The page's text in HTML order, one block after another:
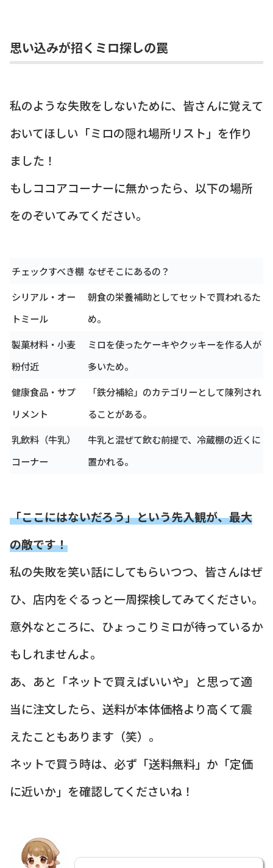
思い込みが招くミロ探しの罠
私のような失敗をしないために、皆さんに覚えて
おいてほしい「ミロの隠れ場所リスト」を作り
ました！
もしココアコーナーに無かったら、以下の場所
をのぞいてみてください。
チェックすべき棚 なぜそこにあるの？
シリアル・オー
トミール
朝食の栄養補助としてセットで買われるた
め。
製菓材料・小麦
粉付近
ミロを使ったケーキやクッキーを作る人が
多いため。
健康食品・サプ
リメント
「鉄分補給」のカテゴリーとして陳列され
ることがある。
乳飲料（牛乳）
コーナー
牛乳と混ぜて飲む前提で、冷蔵棚の近くに
置かれる。
「ここにはないだろう」という先入観が、最大
の敵です！
私の失敗を笑い話にしてもらいつつ、皆さんはぜ
ひ、店内をぐるっと一周探検してみてください。
意外なところに、ひょっこりミロが待っているか
もしれませんよ。
あ、あと「ネットで買えばいいや」と思って適
当に注文したら、送料が本体価格より高くて震
えたこともあります（笑）。
ネットで買う時は、必ず「送料無料」か「定価
に近いか」を確認してくださいね！